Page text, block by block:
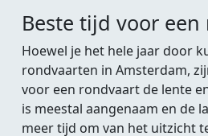
Beste tijd voor
Hoewel je het hele jaar door
rondvaarten in Amsterdam,
voor een rondvaart de lente
is meestal aangenaam en de
meer tijd om van het uitzicht